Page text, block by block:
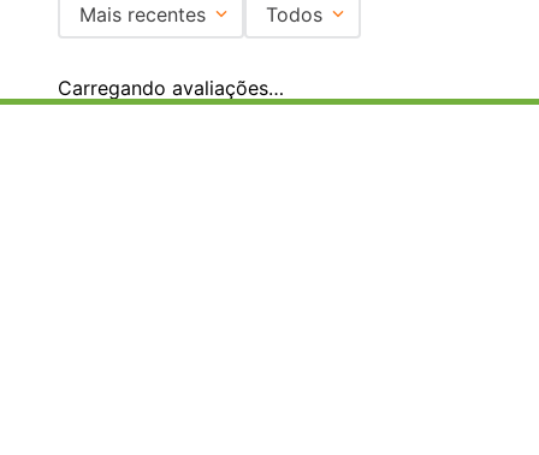
Mais recentes Todos
Carregando avaliações…